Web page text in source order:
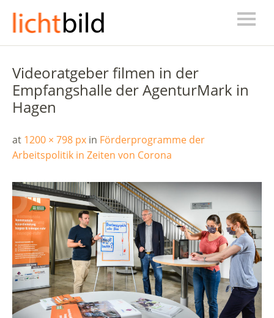
Videoratgeber filmen in der
Empfangshalle der AgenturMark in
Hagen
at 1200 × 798 px in Förderprogramme der
Arbeitspolitik in Zeiten von Corona